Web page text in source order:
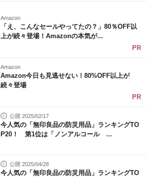
Amazon
「え、こんなセールやってたの？」80％OFF以
上が続々登場！Amazonの本気が...
PR
Amazon
Amazon今日も見逃せない！80%OFF以上が
続々登場
PR
公開 2025/02/17
今人気の「無印良品の防災用品」ランキングTO
P20！ 第1位は「ノンアルコール ...
公開 2025/04/28
今人気の「無印良品の防災用品」ランキングTO